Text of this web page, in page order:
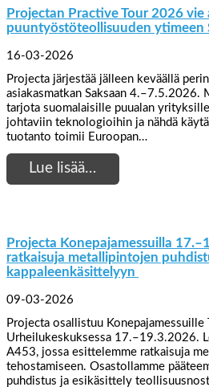
Projectan Practive Tour 2026 vie
puuntyöstöteollisuuden ytimeen
16-03-2026
Projecta järjestää jälleen keväällä
asiakasmatkan Saksaan 4.–7.5.2026.
tarjota suomalaisille puualan
johtaviin teknologioihin ja nähdä
tuotanto toimii Euroopan…
Lue lisää…
Projecta Konepajamessuilla
ratkaisuja metallipintojen
kappaleenkäsittelyyn
09-03-2026
Projecta osallistuu Konepajamessuille
Urheilukeskuksessa 17.–19.3.2026.
A453, jossa esittelemme ratkaisuja
tehostamiseen. Osastollamme
puhdistus ja esikäsittely